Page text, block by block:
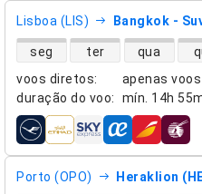
Lisboa (LIS) Bangkok -
voos diretos:
apenas
duração do voo: mín. 14h
disponibilidade de voos
seg ter qua
companhias aéreas
Porto (OPO) Heraklion